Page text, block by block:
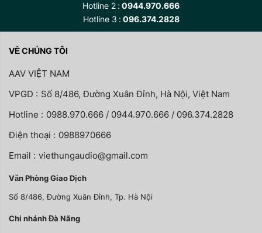
Hotline 2 0944.970.666
Hotline 3
096.374.2828
VỀ CHÚNG TÔI
AAV VIỆT NAM
VPGD : Số 8/486, Đường Xuân Đỉnh, Hà Nội, Việt Nam
Hotline : 0988.970.666 / 0944.970.666 / 096.374.2828
Điện thoại : 0988970666
Email : viethungaudio@gmail.com
Văn Phòng Giao Dịch
Số 8/486, Đường Xuân Đỉnh, Tp. Hà Nội
Chi nhánh Đà Nãng